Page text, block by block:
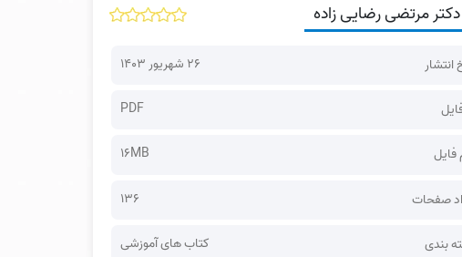
مرتضی رضایی زاده
انتشار ۲۶ شهریور ۱۴۰۳
PDF
16MB
صفحات 136
بندی کتاب های آموزشی